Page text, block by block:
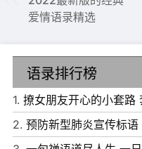
6、你开心的时候第一个
人。难过的时候想到的第
7、最大的遗憾是连离开
爱情语录精选
语录排行榜
1. 撩女朋友开心的小套路
2. 预防新型肺炎宣传标